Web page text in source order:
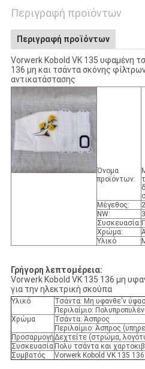
Περιγραφή προϊόντων
Περιγραφή προϊόντων
Vorwerk Kobold VK 135 υφαμένη
136 μη και τσάντα σκόνης
αντικατάστασης
Όνομα
προϊόντων:
Μέγεθος:
NW:
Συσκευασία:
Χρώμα:
Υλικό
Γρήγορη λεπτομέρεια:
Vorwerk Kobold VK 135 136 μη
για την ηλεκτρική σκούπα
Υλικό
Τσάντα: Μη υφανθε'ν
Περιλαίμιο:
Χρώμα
Τσάντα: Άσπρος
Περιλαίμιο: Άσπρος
ΠροσαρμογήΔεχτείτε (στρώμα,
Συσκευασία Πολυ τσάντα και
Συμβατός
Vorwerk Kobold VK 135